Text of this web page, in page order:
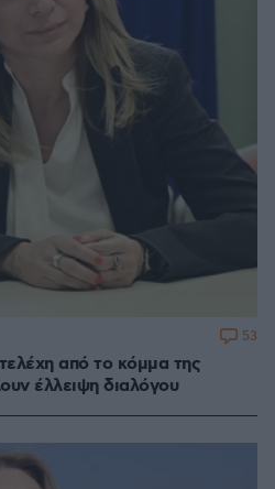
από το κόμμα της
έλλειψη διαλόγου
53